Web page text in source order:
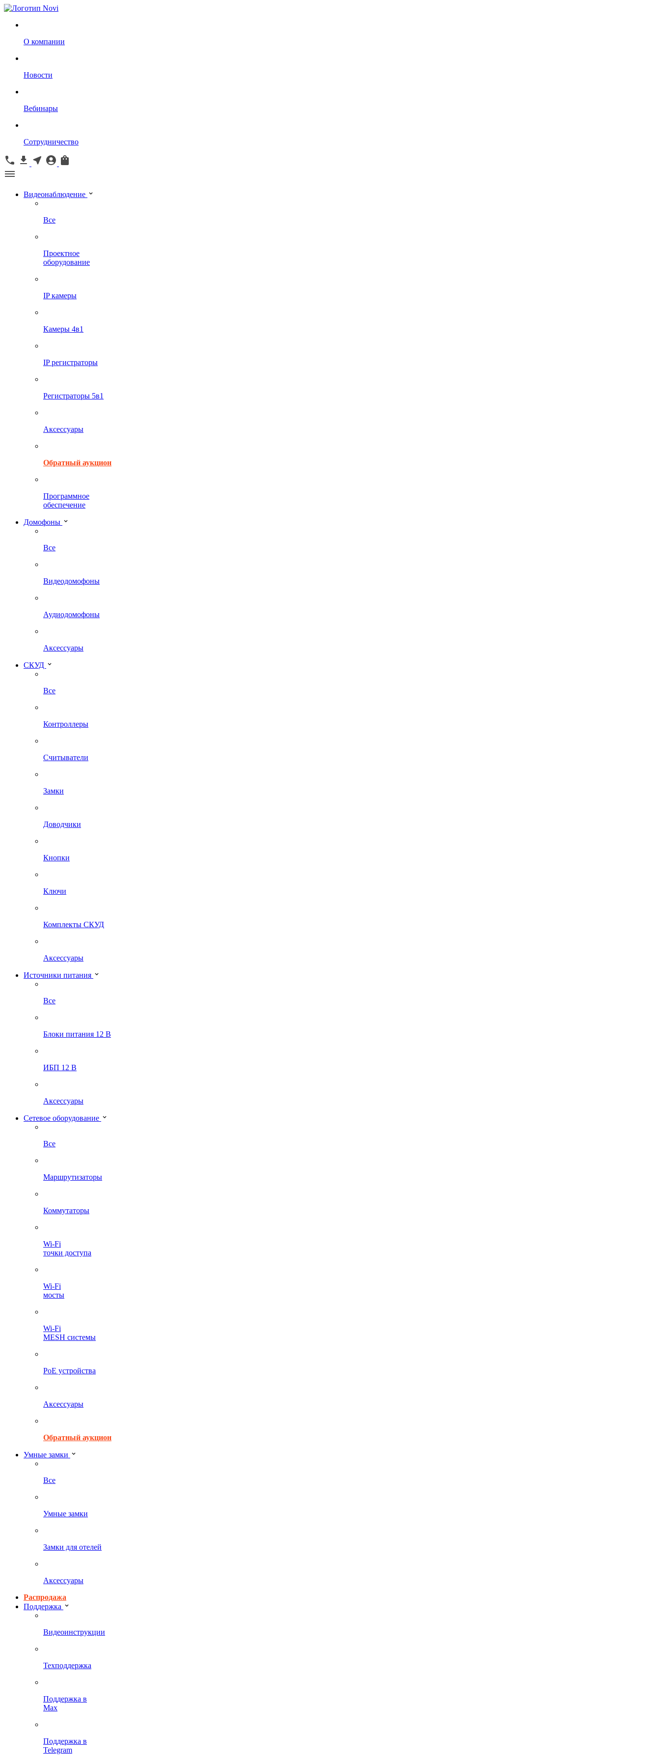
О компании
Новости
Вебинары
Сотрудничество
Видеонаблюдение
Все
Проектное
оборудование
IP камеры
Камеры 4в1
IP регистраторы
Регистраторы 5в1
Аксессуары
Обратный аукцион
Программное
обеспечение
Домофоны
Все
Видеодомофоны
Аудиодомофоны
Аксессуары
СКУД
Все
Контроллеры
Считыватели
Замки
Доводчики
Кнопки
Ключи
Комплекты СКУД
Аксессуары
Источники питания
Все
Блоки питания 12 В
ИБП 12 В
Аксессуары
Сетевое оборудование
Все
Маршрутизаторы
Коммутаторы
Wi-Fi
точки доступа
Wi-Fi
мосты
Wi-Fi
MESH системы
PoE устройства
Аксессуары
Обратный аукцион
Умные замки
Все
Умные замки
Замки для отелей
Аксессуары
Распродажа
Поддержка
Видеоинструкции
Техподдержка
Поддержка в
Max
Поддержка в
Telegram